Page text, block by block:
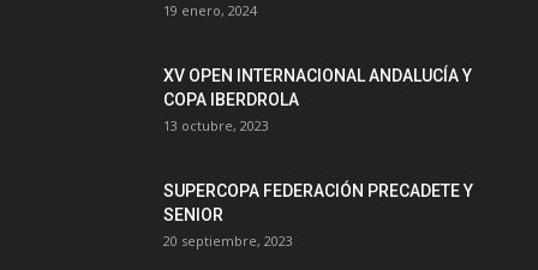
19 enero, 2024
XV OPEN INTERNACIONAL ANDALUCÍA Y
COPA IBERDROLA
13 octubre, 2023
SUPERCOPA FEDERACIÓN PRECADETE Y
SENIOR
20 septiembre, 2023